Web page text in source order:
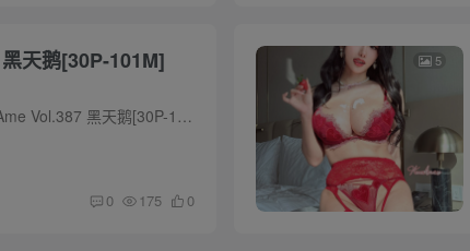
雨波_HaneAme Vol.387 黑天鹅[30P-101M]
预览图 [资源名称]：雨波_HaneAme Vol.387 黑天鹅[30P-101M] [水印说明]：预览图有压缩,套图内均为原版无水印高清大图 [版权申明]：本站内容均来自网络,仅作分享,如有问题请联系删除 [下载方式]...
0 175 0
5